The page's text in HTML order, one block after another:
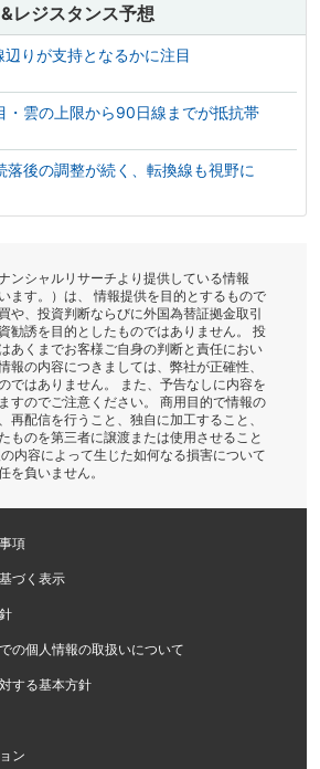
レジスタンス予想
辺りが支持となるかに注目
・雲の上限から90日線までが抵抗帯
落後の調整が続く、転換線も視野に
ンシャルリサーチより提供している情報
ます。）は、 情報提供を目的とするもので
や、投資判断ならびに外国為替証拠金取引
勧誘を目的としたものではありません。 投
あくまでお客様ご自身の判断と責任におい
報の内容につきましては、弊社が正確性、
ではありません。 また、予告なしに内容を
すのでご注意ください。 商用目的で情報の
再配信を行うこと、独自に加工すること、
ものを第三者に譲渡または使用させること
内容によって生じた如何なる損害について
を負いません。
項
づく表示
の個人情報の取扱いについて
する基本方針
ン